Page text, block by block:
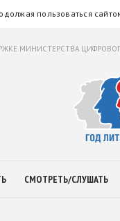
пользоваться
МИНИСТЕРСТВА
СМОТРЕТЬ/СЛУШАТЬ